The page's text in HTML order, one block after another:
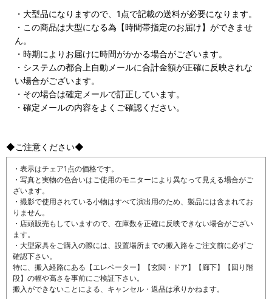
・大型品になりますので、1点で記載の送料が必要になります。
・この商品は大型になる為【時間帯指定のお届け】ができませ
ん。
・時期によりお届けに時間がかかる場合がございます。
・システムの都合上自動メールに合計金額が正確に反映されな
い場合がございます。
・その場合は確定メールで訂正しています。
・確定メールの内容をよくご確認ください。
◆ご注意ください◆
・表示はチェア1点の価格です。
・写真と実物の色合いはご使用のモニターにより異なって見える場合がご
ざいます。
・撮影で使用されている小物はすべて演出用のため、製品には含まれてお
りません。
・店頭販売もしていますので、在庫数を正確に反映できない場合がござい
ます。
・大型家具をご購入の際には、設置場所までの搬入路をご注文前に必ずご
確認下さい。
特に、搬入経路にある【エレベーター】【玄関・ドア】【廊下】【回り階
段】の幅や高さを事前にご検証下さい。
搬入ができないことによる、キャンセル・返品は承りかねます。